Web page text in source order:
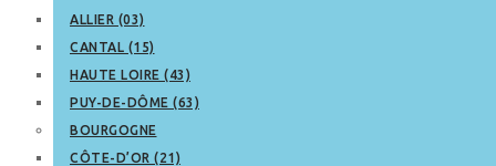
ALLIER (03)
CANTAL (15)
HAUTE LOIRE (43)
PUY-DE-DÔME (63)
BOURGOGNE
CÔTE-D’OR (21)